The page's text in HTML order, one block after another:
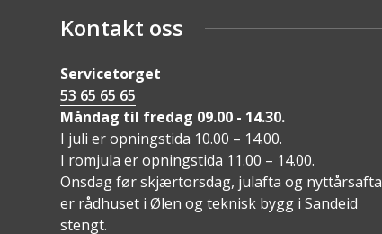
Kontakt oss
Servicetorget
53 65 65 65
Måndag til fredag 09.00 - 14.30.
I juli er opningstida 10.00 – 14.00.
I romjula er opningstida 11.00 – 14.00.
Onsdag før skjærtorsdag, julafta og nyttårsafta
er rådhuset i Ølen og teknisk bygg i Sandeid
stengt.